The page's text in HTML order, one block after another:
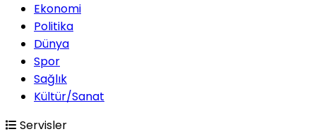
Ekonomi
Politika
Dünya
Spor
Sağlık
Kültür/Sanat
Servisler